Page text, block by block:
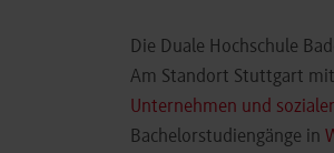
Die Duale Hochschule
Am Standort Stuttgart
Unternehmen und
Bachelorstudiengänge in